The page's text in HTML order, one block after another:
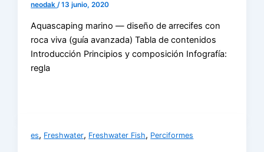
neodak/13 junio, 2020
Aquascaping marino — diseño de arrecifes con
roca viva (guía avanzada) Tabla de contenidos
Introducción Principios y composición Infografía:
regla
es, Freshwater, Freshwater Fish, Perciformes